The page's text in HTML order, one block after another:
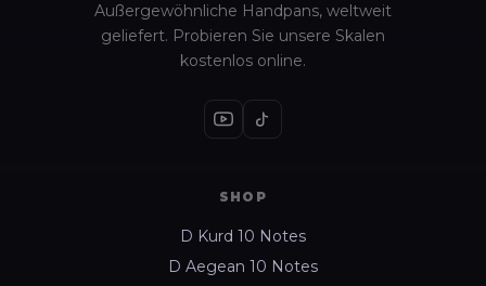
Außergewöhnliche Handpans, weltweit
geliefert. Probieren Sie unsere Skalen
kostenlos online.
SHOP
D Kurd 10 Notes
D Aegean 10 Notes